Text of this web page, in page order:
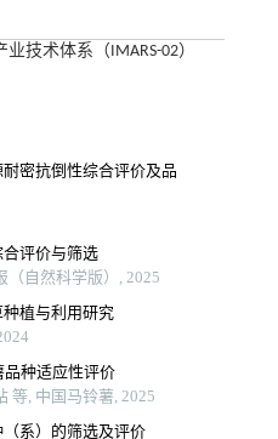
技术体系（IMARS-02）